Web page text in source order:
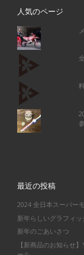
人気のページ
最近の投稿
2024 全日本スーパー
新年らしいグラフィ
新年のごあいさつ
【新商品のお知らせ